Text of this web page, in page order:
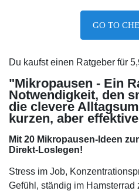
GO TO
Du kaufst einen Ratgeber für
"Mikropausen - Ein
Notwendigkeit, den
die clevere
kurzen, aber
Mit 20 Mikropausen-Ideen
Direkt-Loslegen!
Stress im Job,
Gefühl, ständig im